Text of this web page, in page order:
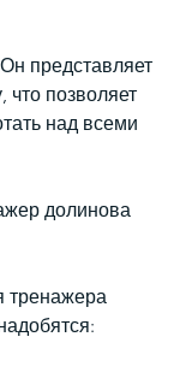
позволяет
над всеми
долинова
тренажера